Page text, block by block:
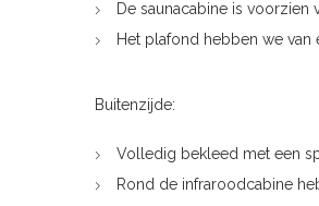
De saunacabine is
Het plafond hebben we van
Buitenzijde:
Volledig bekleed met een
Rond de infraroodcabine